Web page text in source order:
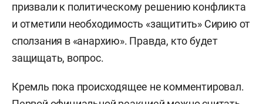
призвали к политическому решению конфликта
и отметили необходимость «защитить» Сирию от
сползания в «анархию». Правда, кто будет
защищать, вопрос.
Кремль пока происходящее не комментировал.